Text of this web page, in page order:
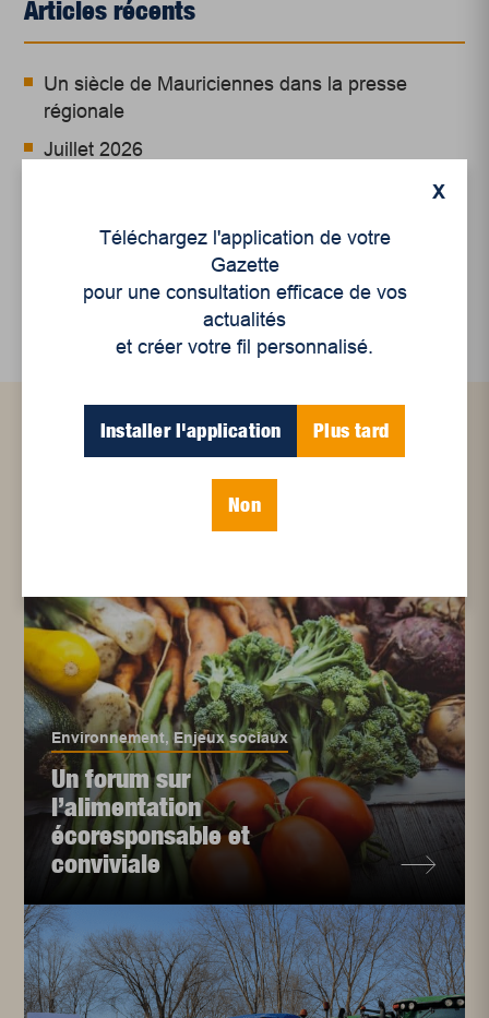
Articles récents
Un siècle de Mauriciennes dans la presse
régionale
Juillet 2026
Le sport professionnel féminin : en mouvement,
Et les politiques peinent à suivre
Le sommeil, nouveau défi de santé publique
Articles connexes
Environnement,Enjeux sociaux
Un forum sur
l’alimentation
écoresponsable et
conviviale
X
Téléchargez l'application de votre
Gazette
pour une consultation efficace de vos
actualités
et créer votre fil personnalisé.
Installer l'application Plus tard
Non